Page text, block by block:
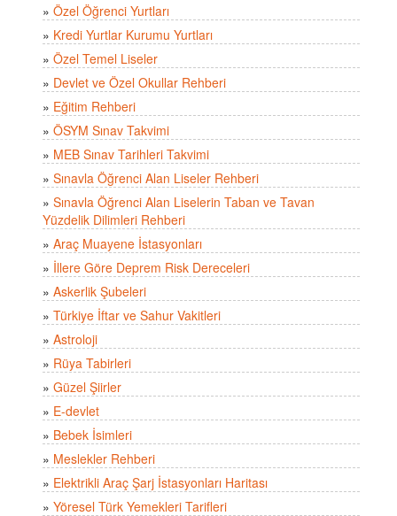
» Özel Öğrenci Yurtları
» Kredi Yurtlar Kurumu Yurtları
» Özel Temel Liseler
» Devlet ve Özel Okullar Rehberi
» Eğitim Rehberi
» ÖSYM Sınav Takvimi
» MEB Sınav Tarihleri Takvimi
» Sınavla Öğrenci Alan Liseler Rehberi
» Sınavla Öğrenci Alan Liselerin Taban ve Tavan
Yüzdelik Dilimleri Rehberi
» Araç Muayene İstasyonları
» İllere Göre Deprem Risk Dereceleri
» Askerlik Şubeleri
» Türkiye İftar ve Sahur Vakitleri
» Astroloji
» Rüya Tabirleri
» Güzel Şiirler
» E-devlet
» Bebek İsimleri
» Meslekler Rehberi
» Elektrikli Araç Şarj İstasyonları Haritası
» Yöresel Türk Yemekleri Tarifleri